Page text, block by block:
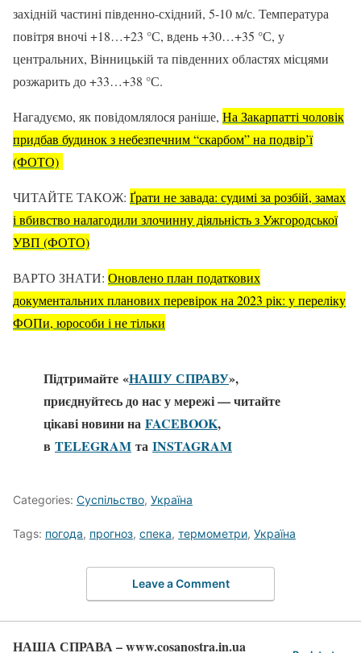
західній частині південно-східний, 5-10 м/с. Температура
повітря вночі +18…+23 °С, вдень +30…+35 °С, у
центральних, Вінницькій та південних областях місцями
розжарить до +33…+38 °С.
Нагадуємо, як повідомлялося раніше, На Закарпатті чоловік
придбав будинок з небезпечним “скарбом” на подвір’ї
(ФОТО)
ЧИТАЙТЕ ТАКОЖ: Ґрати не завада: судимі за розбій, замах
і вбивство налагодили злочинну діяльність з Ужгородської
УВП (ФОТО)
ВАРТО ЗНАТИ: Оновлено план податкових
документальних планових перевірок на 2023 рік: у переліку
ФОПи, юрособи і не тільки
Підтримайте «НАШУ СПРАВУ»,
приєднуйтесь до нас у мережі — читайте
цікаві новини на FACEBOOK,
в TELEGRAM та ІNSTAGRAM
Categories: Суспільство, Україна
Tags: погода, прогноз, спека, термометри, Україна
Leave a Comment
НАША СПРАВА – www.cosanostra.in.ua